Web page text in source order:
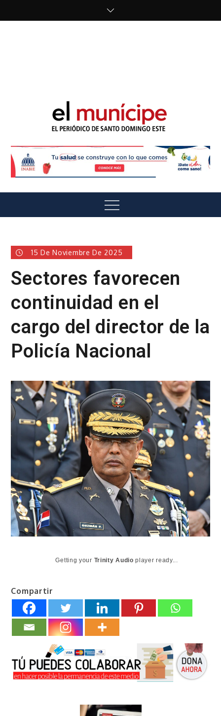
El Munícipe
Menu
15 De Noviembre De 2025
Sectores favorecen
continuidad en el
cargo del director de la
Policía Nacional
Getting your Trinity Audio player ready...
Compartir